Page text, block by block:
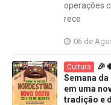
operações
rece
06 de
Cultura
Semana
em uma
tradição e